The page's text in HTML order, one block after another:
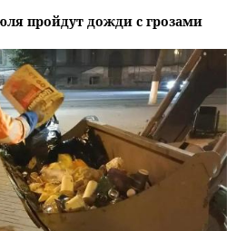
пройдут дожди с грозами